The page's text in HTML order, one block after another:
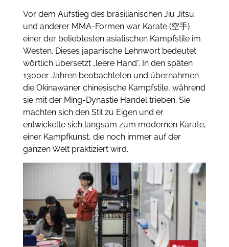
Vor dem Aufstieg des brasilianischen Jiu Jitsu
und anderer MMA-Formen war Karate (空手)
einer der beliebtesten asiatischen Kampfstile im
Westen. Dieses japanische Lehnwort bedeutet
wörtlich übersetzt „leere Hand“. In den späten
1300er Jahren beobachteten und übernahmen
die Okinawaner chinesische Kampfstile, während
sie mit der Ming-Dynastie Handel trieben. Sie
machten sich den Stil zu Eigen und er
entwickelte sich langsam zum modernen Karate,
einer Kampfkunst, die noch immer auf der
ganzen Welt praktiziert wird.